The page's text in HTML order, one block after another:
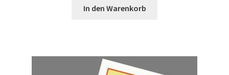
In den Warenkorb